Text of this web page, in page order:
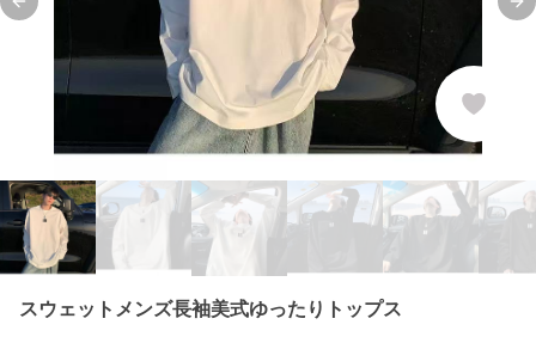
Previous slide
スウェットメンズ長袖美式ゆったりトップス